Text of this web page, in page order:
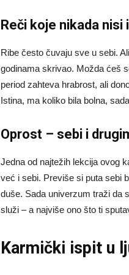
Reči koje nikada nisi
Ribe često čuvaju sve u sebi.
godinama skrivao. Možda ćeš
period zahteva hrabrost, ali
Istina, ma koliko bila bolna,
Oprost – sebi i
Jedna od najtežih lekcija ovog
već i sebi. Previše si puta sebi
duše. Sada univerzum traži da
služi – a najviše ono što ti
Karmički ispit u